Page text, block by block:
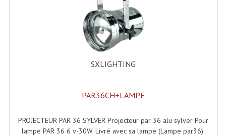
Machine À Etincelles Froides
Machines & Canon À Confettis
Machines À Bulles
Machines À Effet Brouillard
Liquide À Brouillard
SXLIGHTING
PAR36CH+LAMPE
PROJECTEUR PAR 36 SYLVER Projecteur par 36 alu sylver Pour
lampe PAR 36 6 v-30W. Livré avec sa lampe (Lampe par36).